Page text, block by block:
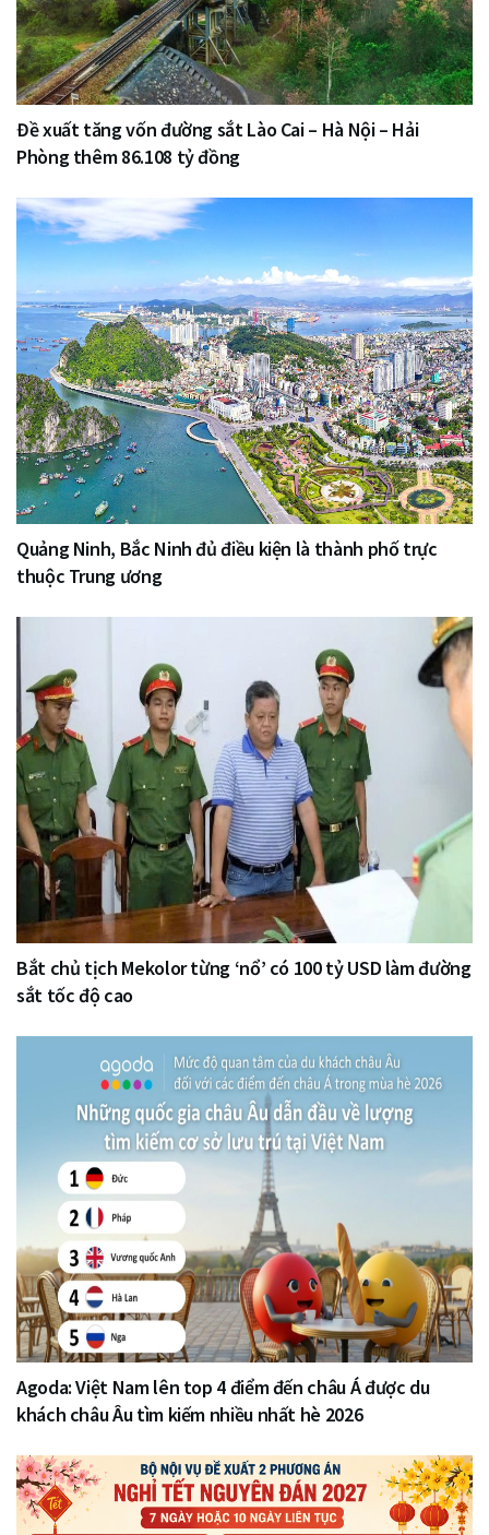
Đề xuất tăng vốn đường sắt Lào Cai – Hà Nội – Hải
Phòng thêm 86.108 tỷ đồng
Quảng Ninh, Bắc Ninh đủ điều kiện là thành phố trực
thuộc Trung ương
Bắt chủ tịch Mekolor từng ‘nổ’ có 100 tỷ USD làm đường
sắt tốc độ cao
Agoda: Việt Nam lên top 4 điểm đến châu Á được du
khách châu Âu tìm kiếm nhiều nhất hè 2026